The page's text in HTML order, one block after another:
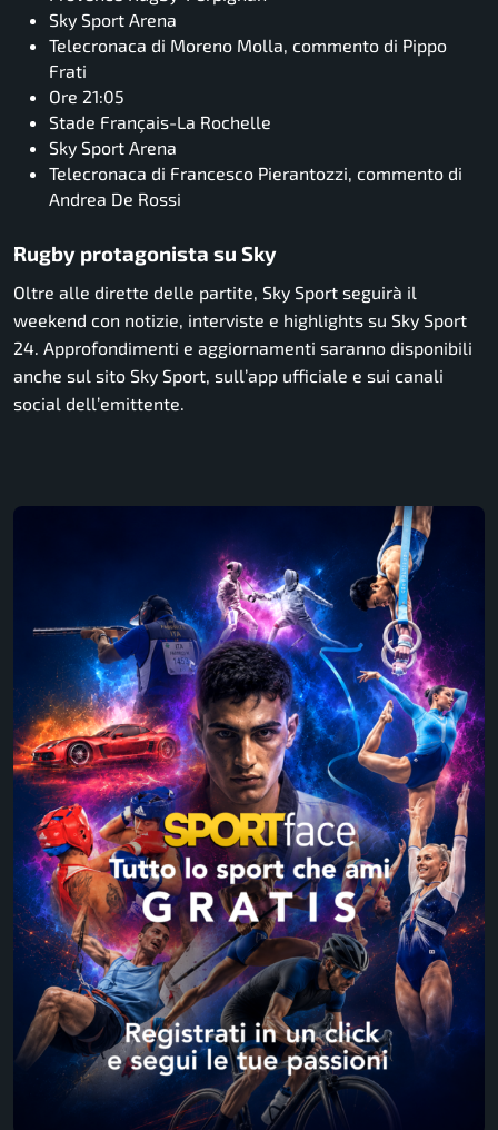
Sky Sport Arena
Telecronaca di Moreno Molla, commento di Pippo
Frati
Ore 21:05
Stade Français-La Rochelle
Sky Sport Arena
Telecronaca di Francesco Pierantozzi, commento di
Andrea De Rossi
Rugby protagonista su Sky
Oltre alle dirette delle partite, Sky Sport seguirà il
weekend con notizie, interviste e highlights su Sky Sport
24. Approfondimenti e aggiornamenti saranno disponibili
anche sul sito Sky Sport, sull’app ufficiale e sui canali
social dell’emittente.